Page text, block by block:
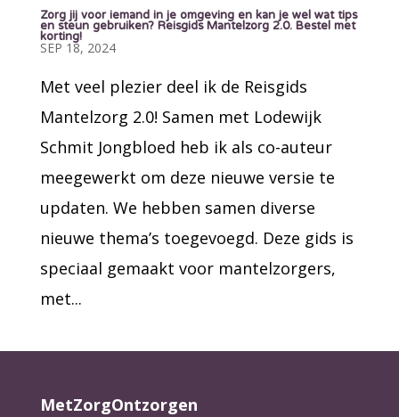
Zorg jij voor iemand in je omgeving en kan je wel wat tips
en steun gebruiken? Reisgids Mantelzorg 2.0. Bestel met
korting!
SEP 18, 2024
Met veel plezier deel ik de Reisgids
Mantelzorg 2.0! Samen met Lodewijk
Schmit Jongbloed heb ik als co-auteur
meegewerkt om deze nieuwe versie te
updaten. We hebben samen diverse
nieuwe thema’s toegevoegd. Deze gids is
speciaal gemaakt voor mantelzorgers,
met...
MetZorgOntzorgen